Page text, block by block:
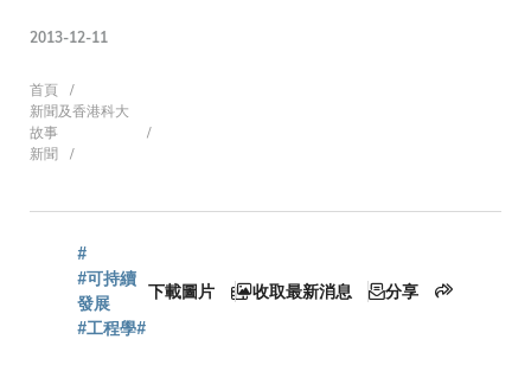
2013-12-11
導
航
連
首頁
新聞及香港科大
故事
新聞
#
#可持續
發展
#工程學#
下載圖片 收取最新消息 分享